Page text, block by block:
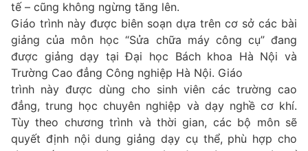
tế – cũng không ngừng tăng lên.
Giáo trình này được biên soạn dựa trên cơ sở các bài
giảng của môn học “Sửa chữa máy công cụ” đang
được giảng dạy tại Đại học Bách khoa Hà Nội và
Trường Cao đẳng Công nghiệp Hà Nội. Giáo
trình này được dùng cho sinh viên các trường cao
đẳng, trung học chuyên nghiệp và dạy nghề cơ khí.
Tùy theo chương trình và thời gian, các bộ môn sẽ
quyết định nội dung giảng dạy cụ thể, phù hợp cho